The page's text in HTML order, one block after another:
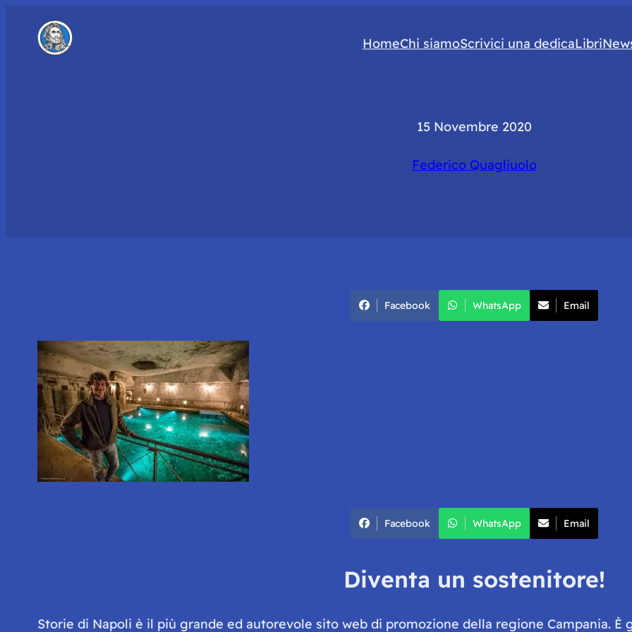
HomeChi siamoScrivici una dedicaLibri
15 Novembre 2020
Federico Quagliuolo
Facebook WhatsApp Email
Facebook WhatsApp Email
Diventa un sostenitore!
Storie di Napoli è il più grande ed autorevole sito web di promozione della regione Campania.